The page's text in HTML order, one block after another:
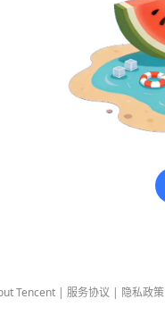
Tencent | 服务协议 | 隐私政策